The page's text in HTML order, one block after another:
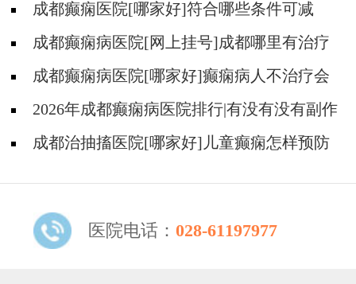
成都癫痫医院[哪家好]符合哪些条件可减
药、停药?
成都癫痫病医院[网上挂号]成都哪里有治疗
癫痫的中医?
成都癫痫病医院[哪家好]癫痫病人不治疗会
怎样?2026年成都癫痫病医院排行|有没有没有副作
用的抗癫痫药物呢？
成都治抽搐医院[哪家好]儿童癫痫怎样预防
医院电话： 028-61197977